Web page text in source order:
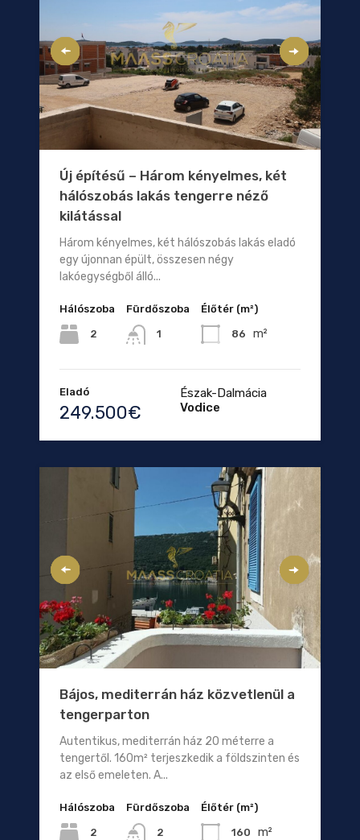
Új építésű – Három kényelmes, két
hálószobás lakás tengerre néző
kilátással
Három kényelmes, két hálószobás lakás eladó
egy újonnan épült, összesen négy
lakóegységből álló...
Hálószoba
2
Fürdőszoba
1
Élőtér (m²)
86 m²
Eladó
249.500€
Észak-Dalmácia
Vodice
Bájos, mediterrán ház közvetlenül a
tengerparton
Autentikus, mediterrán ház 20 méterre a
tengertől. 160m² terjeszkedik a földszinten és
az első emeleten. A...
Hálószoba
2
Fürdőszoba
2
Élőtér (m²)
160 m²